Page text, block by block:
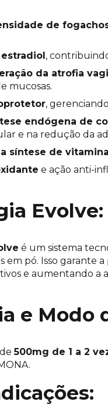
de
,
da atrofia
mucosas.
,
endógena de
e na redução da
síntese de
e ação anti-
Evolve:
é um sistema
em pó. Isso garante
e aumentando a
e Modo
de500mg de 1 a 2